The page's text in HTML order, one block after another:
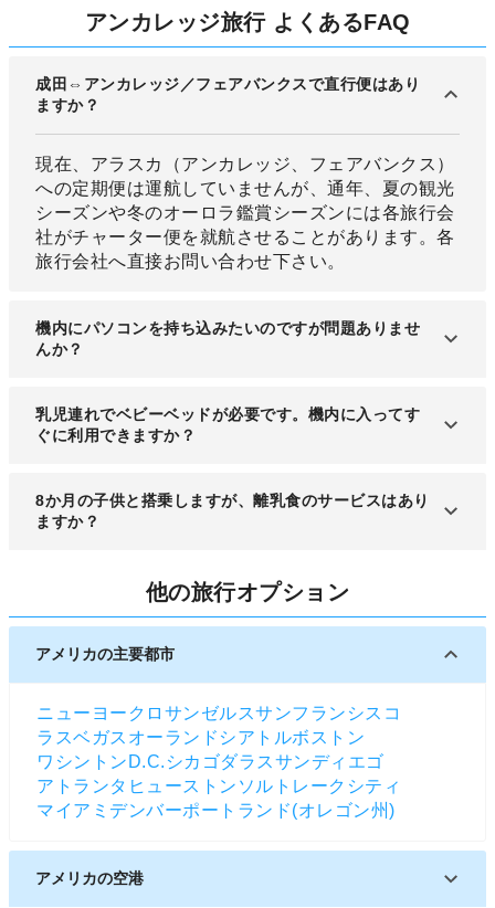
アンカレッジ旅行 よくあるFAQ
成田⇔アンカレッジ／フェアバンクスで直行便はあり
ますか？
現在、アラスカ（アンカレッジ、フェアバンクス）
への定期便は運航していませんが、通年、夏の観光
シーズンや冬のオーロラ鑑賞シーズンには各旅行会
社がチャーター便を就航させることがあります。各
旅行会社へ直接お問い合わせ下さい。
機内にパソコンを持ち込みたいのですが問題ありませ
んか？
持ち込み可能です。貴重品や壊れやすい物に該当す
るパソコンは、預け荷物には入れずに機内にお持ち
乳児連れでベビーベッドが必要です。機内に入ってす
ぐに利用できますか？
離陸後、安定的に航行する状況になり次第、客室乗
務員がベビーベッドを設置いたしますのでそれまで
8か月の子供と搭乗しますが、離乳食のサービスはあり
ますか？
１歳未満の乳幼向けの離乳食のご用意があります。
通常は瓶に入れてご用意致しますが、ピューレ状の
フルーツ、野菜、肉類、デザート、ミルク、ジュー
スを含む場合もございます。ウェブサイトかお電話
他の旅行オプション
アメリカの主要都市
ニューヨーク ロサンゼルスサンフランシスコ
ラスベガス オーランド シアトルボストン
ワシントンD.C. シカゴダラスサンディエゴ
アトランタ ヒューストン ソルトレークシティ
マイアミ デンバーポートランド(オレゴン州)
アメリカの空港